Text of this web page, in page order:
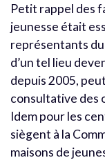
Petit rappel des
jeunesse était
représentants du
d’un tel lieu
depuis 2005,
consultative des
Idem pour les
siègent à la
maisons de